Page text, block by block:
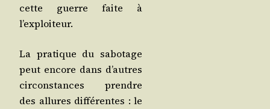
cette guerre faite à
l’exploiteur.
La pra­tique du sabo­tage
peut encore dans d’autres
cir­cons­tances prendre
des allures dif­fé­rentes : le